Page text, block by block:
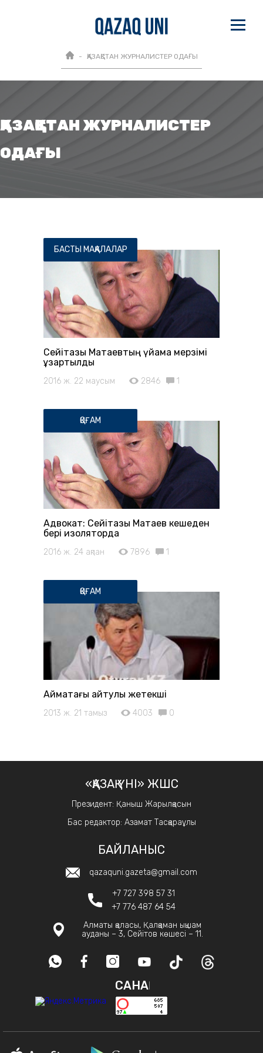
ҚАЗАҚСТАН ЖУРНАЛИСТЕР ОДАҒЫ
ҚАЗАҚСТАН ЖУРНАЛИСТЕР
ОДАҒЫ
БАСТЫ МАҚАЛАЛАР
Сейітқазы Матаевтың үйқамақ мерзімі
ұзартылды
2016 ж. 22 маусым 2846 1
ҚОҒАМ
Адвокат: Сейітқазы Матаев кешеден
бері изоляторда
2016 ж. 24 ақпан 7896 1
ҚОҒАМ
Аймақтағы айтулы жетекші
2013 ж. 21 тамыз 4003 0
«ҚАЗАҚ ҮНІ» ЖШС
Президент: Қаныш Жарылқасын
Бас редактор: Азамат Тасқараұлы
БАЙЛАНЫС
qazaquni.gazeta@gmail.com
+7 727 398 57 31
+7 776 487 64 54
Алматы қаласы, Қалқаман ықшам
ауданы – 3, Сейітов көшесі – 11.
САНАҚ